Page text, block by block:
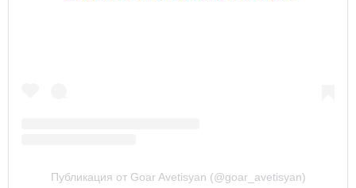
Публикация от Goar Avetisyan (@goar_avetisyan)